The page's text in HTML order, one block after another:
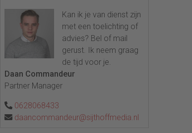
Kan ik je van dienst zijn
met een toelichting of
advies? Bel of mail
gerust. Ik neem graag
de tijd voor je.
Daan Commandeur
Partner Manager
0628068433
daancommandeur@sijthoffmedia.nl